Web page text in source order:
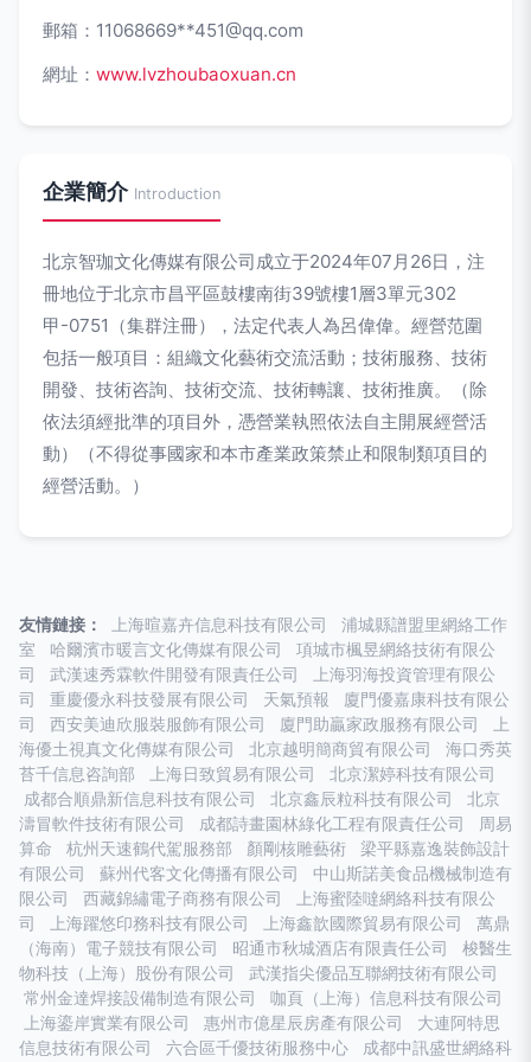
郵箱：11068669**451@qq.com
網址： www.lvzhoubaoxuan.cn
企業簡介 Introduction
北京智珈文化傳媒有限公司成立于2024年07月26日，注
冊地位于北京市昌平區鼓樓南街39號樓1層3單元302
甲-0751（集群注冊），法定代表人為呂偉偉。經營范圍
包括一般項目：組織文化藝術交流活動；技術服務、技術
開發、技術咨詢、技術交流、技術轉讓、技術推廣。（除
依法須經批準的項目外，憑營業執照依法自主開展經營活
動）（不得從事國家和本市產業政策禁止和限制類項目的
經營活動。）
友情鏈接： 上海暄嘉卉信息科技有限公司
浦城縣譜盟里網絡工作
室
哈爾濱市暖言文化傳媒有限公司
項城市楓昱網絡技術有限公
司
武漢速秀霖軟件開發有限責任公司
上海羽海投資管理有限公
司
重慶優永科技發展有限公司 天氣預報
廈門優嘉康科技有限公
司
西安美迪欣服裝服飾有限公司 廈門助贏家政服務有限公司
上
海優土視真文化傳媒有限公司
北京越明簡商貿有限公司
海口秀英
苔千信息咨詢部
上海日致貿易有限公司
北京潔婷科技有限公司
成都合順鼎新信息科技有限公司
北京鑫辰粒科技有限公司
北京
濤冒軟件技術有限公司
成都詩畫園林綠化工程有限責任公司
周易
算命
杭州天速鶴代駕服務部 顏剛核雕藝術
梁平縣嘉逸裝飾設計
有限公司
蘇州代客文化傳播有限公司
中山斯諾美食品機械制造有
限公司
西藏錦繡電子商務有限公司
上海蜜陸噠網絡科技有限公
司
上海躍悠印務科技有限公司 上海鑫歆國際貿易有限公司
萬鼎
（海南）電子競技有限公司
昭通市秋城酒店有限責任公司
梭醫生
物科技（上海）股份有限公司
武漢指尖優品互聯網技術有限公司
常州金達焊接設備制造有限公司
咖頁（上海）信息科技有限公司
上海鎏岸實業有限公司
惠州市億星辰房產有限公司
大連阿特思
信息技術有限公司
六合區千優技術服務中心
成都中訊盛世網絡科